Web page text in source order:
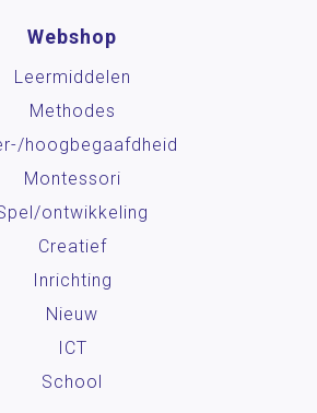
Webshop
Leermiddelen
Methodes
hoog­begaafdheid
Montessori
ontwikkeling
Creatief
Inrichting
Nieuw
ICT
School